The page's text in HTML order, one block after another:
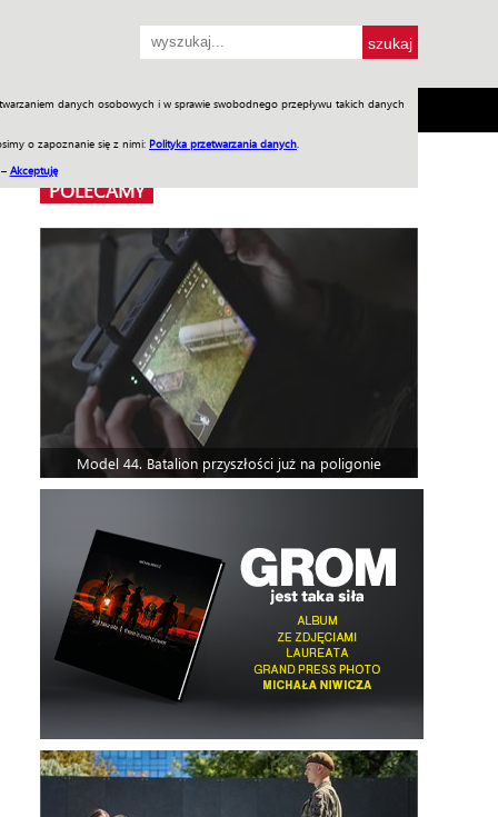
danych osobowych i w sprawie swobodnego przepływu takich danych
o zapoznanie się z nimi: Polityka przetwarzania danych
Akceptuję
SKLEP Jednodniówki Praca w WIW
POLECAMY
Model 44. Batalion przyszłości już na poligonie